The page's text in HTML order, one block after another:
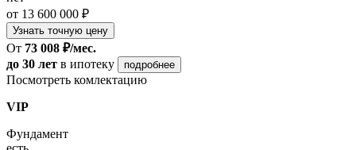
от 13 600 000 ₽
Узнать точную цену
От 73 008 ₽/мес.
до 30 лет в ипотеку подробнее
Посмотреть комлектацию
VIP
Фундамент